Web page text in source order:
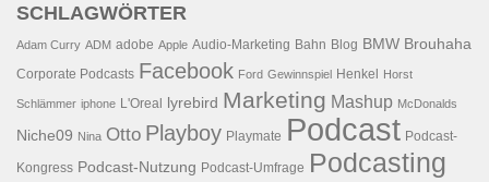
SCHLAGWÖRTER
Adam Curry ADM adobe Apple Audio-Marketing Bahn Blog BMW Brouhaha
Corporate Podcasts Facebook Ford Gewinnspiel Henkel Horst
Schlämmer iphone L'Oreal lyrebird Marketing Mashup McDonalds
Niche09 Nina Otto Playboy Playmate Podcast Podcast-
Kongress Podcast-Nutzung Podcast-Umfrage Podcasting